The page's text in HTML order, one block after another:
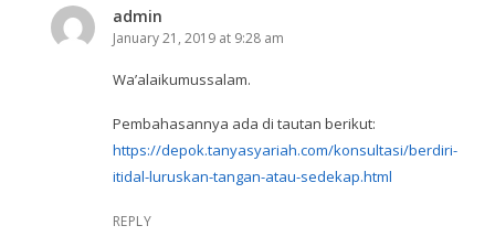
admin
January 21, 2019 at 9:28 am
Wa’alaikumussalam.
Pembahasannya ada di tautan berikut:
https://depok.tanyasyariah.com/konsultasi/berdiri-
itidal-luruskan-tangan-atau-sedekap.html
REPLY